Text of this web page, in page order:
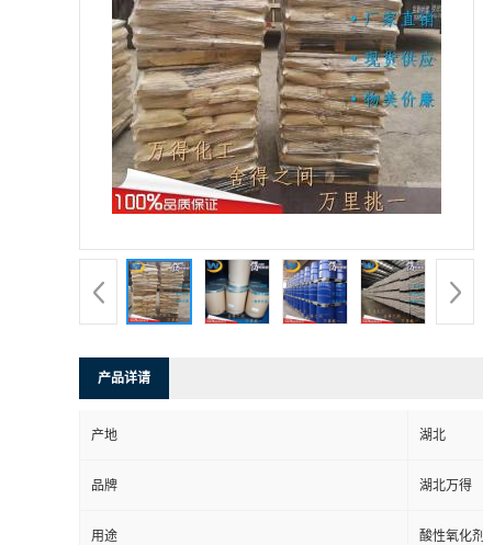
产品详请
产地 湖北
品牌 湖北万得
用途 酸性氧化剂